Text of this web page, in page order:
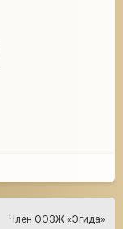
Член ООЗЖ «Эгида»